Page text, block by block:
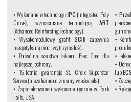
•Wykonane w technologii IPC (Integrated Poly
Curve), wzmacniane technologią ART
(Advanced Reinforcing Technology).
• Wysokomodułowy grafit SCIII zapewnia
niespotykaną moc i wytrzymałość.
• Podwójna warstwa lakieru Flex Coat dla
najlepszej ochrony.
• 15-letnia gwarancja St. Croix Superstar
Service (niezależnie od zmiany właściciela).
• Zaprojektowane i wykonane ręcznie w Park
Falls, USA.
•
gun
•
•
•
lub
•
•